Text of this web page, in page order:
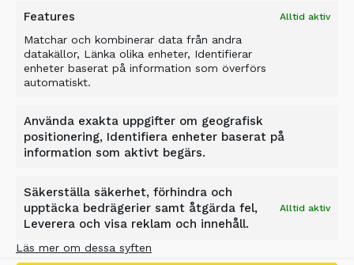
Features Alltid aktiv
Matchar och kombinerar data från andra
datakällor, Länka olika enheter, Identifierar
enheter baserat på information som överförs
automatiskt.
Använda exakta uppgifter om geografisk
positionering, Identifiera enheter baserat på
information som aktivt begärs.
Säkerställa säkerhet, förhindra och
upptäcka bedrägerier samt åtgärda fel,
Leverera och visa reklam och innehåll.
Alltid aktiv
Läs mer om dessa syften
SUPPORT
INTEGRITETSPOLICY
Integritetsmeddelande
Policy för cookies
SITEMAP